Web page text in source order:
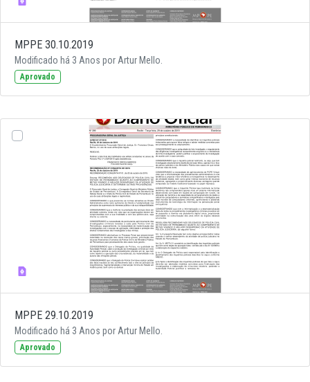
MPPE 30.10.2019
Modificado há 3 Anos por Artur Mello.
Aprovado
MPPE 29.10.2019
Modificado há 3 Anos por Artur Mello.
Aprovado